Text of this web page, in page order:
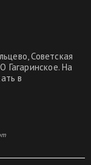
Советская
Гагаринское. На
в